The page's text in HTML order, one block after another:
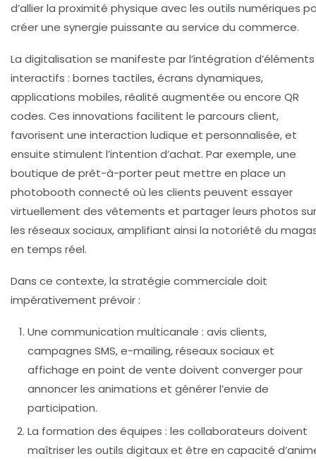
d’allier la proximité physique avec les outils numériques
créer une synergie puissante au service du commerce.
La digitalisation se manifeste par l’intégration d’éléments
interactifs : bornes tactiles, écrans dynamiques,
applications mobiles, réalité augmentée ou encore QR
codes. Ces innovations facilitent le parcours client,
favorisent une interaction ludique et personnalisée, et
ensuite stimulent l’intention d’achat. Par exemple, une
boutique de prêt-à-porter peut mettre en place un
photobooth connecté où les clients peuvent essayer
virtuellement des vêtements et partager leurs photos sur
les réseaux sociaux, amplifiant ainsi la notoriété du
en temps réel.
Dans ce contexte, la stratégie commerciale doit
impérativement prévoir :
Une communication multicanale : avis clients,
campagnes SMS, e-mailing, réseaux sociaux et
affichage en point de vente doivent converger pour
annoncer les animations et générer l’envie de
participation.
La formation des équipes : les collaborateurs doivent
maîtriser les outils digitaux et être en capacité